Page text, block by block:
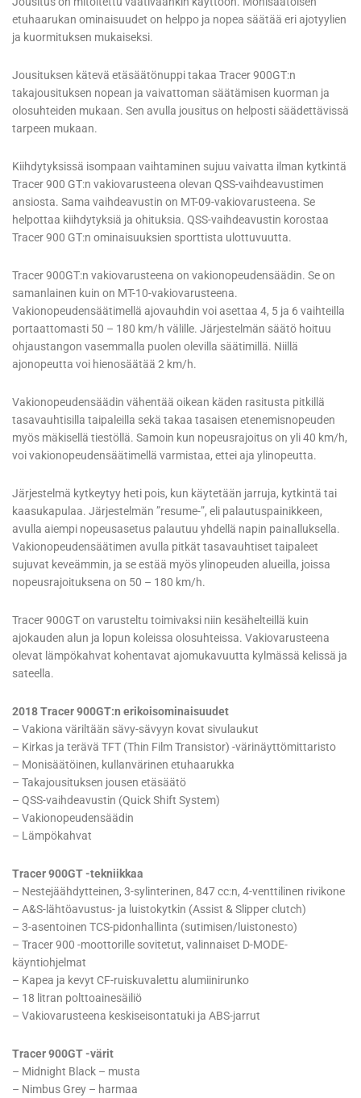
etuhaarukan ominaisuudet on helppo ja nopea säätää eri ajotyylien
ja kuormituksen mukaiseksi.
Jousituksen kätevä etäsäätönuppi takaa Tracer 900GT:n
takajousituksen nopean ja vaivattoman säätämisen kuorman ja
olosuhteiden mukaan. Sen avulla jousitus on helposti säädettävissä
tarpeen mukaan.
Kiihdytyksissä isompaan vaihtaminen sujuu vaivatta ilman kytkintä
Tracer 900 GT:n vakiovarusteena olevan QSS-vaihdeavustimen
ansiosta. Sama vaihdeavustin on MT-09-vakiovarusteena. Se
helpottaa kiihdytyksiä ja ohituksia. QSS-vaihdeavustin korostaa
Tracer 900 GT:n ominaisuuksien sporttista ulottuvuutta.
Tracer 900GT:n vakiovarusteena on vakionopeudensäädin. Se on
samanlainen kuin on MT-10-vakiovarusteena.
Vakionopeudensäätimellä ajovauhdin voi asettaa 4, 5 ja 6 vaihteilla
portaattomasti 50 – 180 km/h välille. Järjestelmän säätö hoituu
ohjaustangon vasemmalla puolen olevilla säätimillä. Niillä
ajonopeutta voi hienosäätää 2 km/h.
Vakionopeudensäädin vähentää oikean käden rasitusta pitkillä
tasavauhtisilla taipaleilla sekä takaa tasaisen etenemisnopeuden
myös mäkisellä tiestöllä. Samoin kun nopeusrajoitus on yli 40 km/h,
voi vakionopeudensäätimellä varmistaa, ettei aja ylinopeutta.
Järjestelmä kytkeytyy heti pois, kun käytetään jarruja, kytkintä tai
kaasukapulaa. Järjestelmän ”resume-”, eli palautuspainikkeen,
avulla aiempi nopeusasetus palautuu yhdellä napin painalluksella.
Vakionopeudensäätimen avulla pitkät tasavauhtiset taipaleet
sujuvat keveämmin, ja se estää myös ylinopeuden alueilla, joissa
nopeusrajoituksena on 50 – 180 km/h.
Tracer 900GT on varusteltu toimivaksi niin kesähelteillä kuin
ajokauden alun ja lopun koleissa olosuhteissa. Vakiovarusteena
olevat lämpökahvat kohentavat ajomukavuutta kylmässä kelissä ja
sateella.
2018 Tracer 900GT:n erikoisominaisuudet
– Vakiona väriltään sävy-sävyyn kovat sivulaukut
– Kirkas ja terävä TFT (Thin Film Transistor) -värinäyttömittaristo
– Monisäätöinen, kullanvärinen etuhaarukka
– Takajousituksen jousen etäsäätö
– QSS-vaihdeavustin (Quick Shift System)
– Vakionopeudensäädin
– Lämpökahvat
Tracer 900GT -tekniikkaa
– Nestejäähdytteinen, 3-sylinterinen, 847 cc:n, 4-venttilinen rivikone
– A&S-lähtöavustus- ja luistokytkin (Assist & Slipper clutch)
– 3-asentoinen TCS-pidonhallinta (sutimisen/luistonesto)
– Tracer 900 -moottorille sovitetut, valinnaiset D-MODE-
käyntiohjelmat
– Kapea ja kevyt CF-ruiskuvalettu alumiinirunko
– 18 litran polttoainesäiliö
– Vakiovarusteena keskiseisontatuki ja ABS-jarrut
Tracer 900GT -värit
– Midnight Black – musta
– Nimbus Grey – harmaa